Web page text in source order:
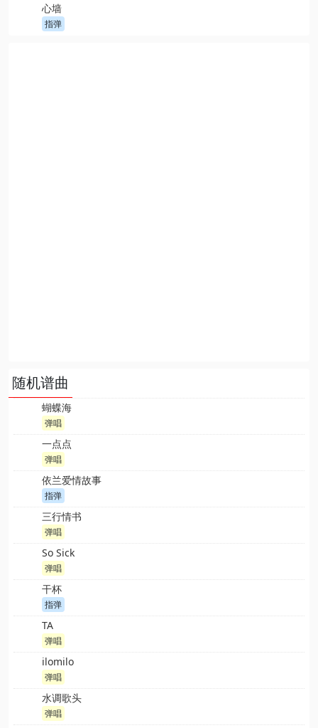
心墙
指弹
随机谱曲
蝴蝶海
弹唱
一点点
弹唱
依兰爱情故事
指弹
三行情书
弹唱
So Sick​
弹唱
干杯
指弹
TA
弹唱
ilomilo
弹唱
水调歌头
弹唱